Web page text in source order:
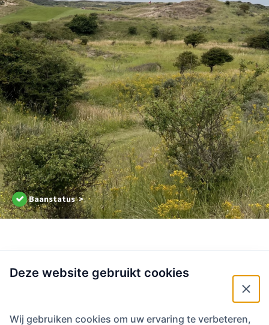
Baanstatus >
pinpositie 1
Deze website gebruikt cookies
Wij gebruiken cookies om uw ervaring te verbeteren,